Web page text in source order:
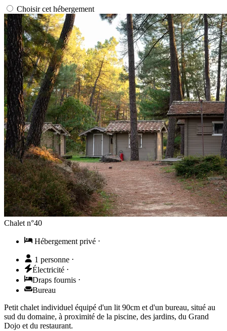
Choisir cet hébergement
Chalet n°40
Hébergement privé ⋅
1 personne ⋅
Électricité ⋅
Draps fournis ⋅
Bureau
Petit chalet individuel équipé d'un lit 90cm et d'un bureau, situé au
sud du domaine, à proximité de la piscine, des jardins, du Grand
Dojo et du restaurant.